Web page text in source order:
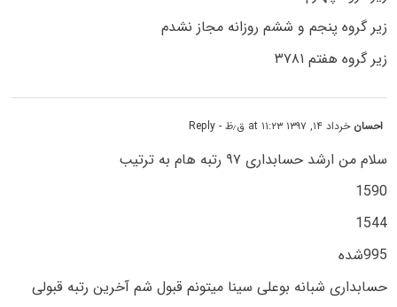
زیر گروه پنجم و ششم روزانه مجاز نشدم
زیر گروه هفتم ۳۷۸۱
احسان خرداد ۱۴, ۱۳۹۷ at ۱۱:۲۳ ق٫ظ - Reply
سلام من ارشد حسابداری ۹۷ رتبه هام به ترتیب
1590
1544
995شده
حسابداری شبانه بوعلی سینا میتونم قبول شم آخرین رتبه قبولی